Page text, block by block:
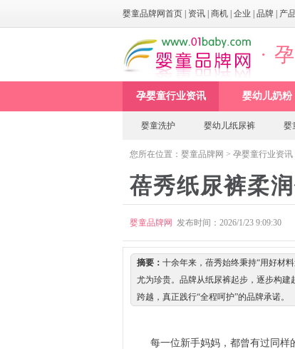
婴童品牌网首页 资讯 商机 企业 品牌 产品
·
孕婴童行业资讯 婴幼儿奶粉
婴童洗护 婴幼儿纸尿裤 婴
您所在位置： 婴童品牌网 > 孕婴童行业资讯
蓓秀纸尿裤柔
婴童品牌网 发布时间：2026/1/23 9:09:30
摘要： 十余年来，蓓秀始终秉持“用好材
尤为珍贵。品牌从纸尿裤起步，逐步构
跨越，真正践行“全程呵护”的品牌承诺。
每一位新手妈妈，都曾有过同样